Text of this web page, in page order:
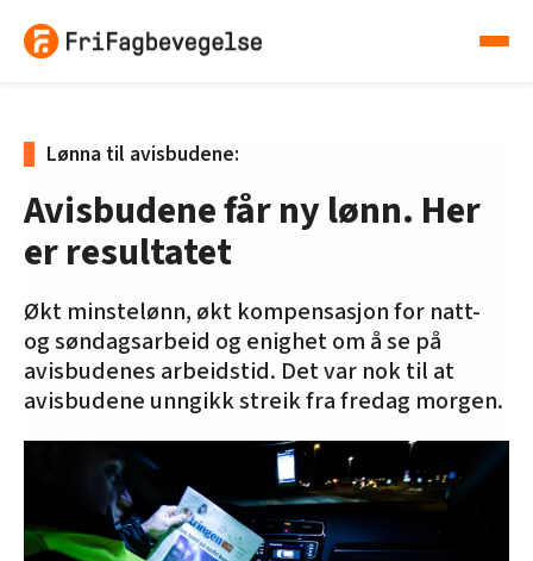
Lønna til avisbudene:
Avisbudene får ny lønn. Her
er resultatet
Økt minstelønn, økt kompensasjon for natt-
og søndagsarbeid og enighet om å se på
avisbudenes arbeidstid. Det var nok til at
avisbudene unngikk streik fra fredag morgen.